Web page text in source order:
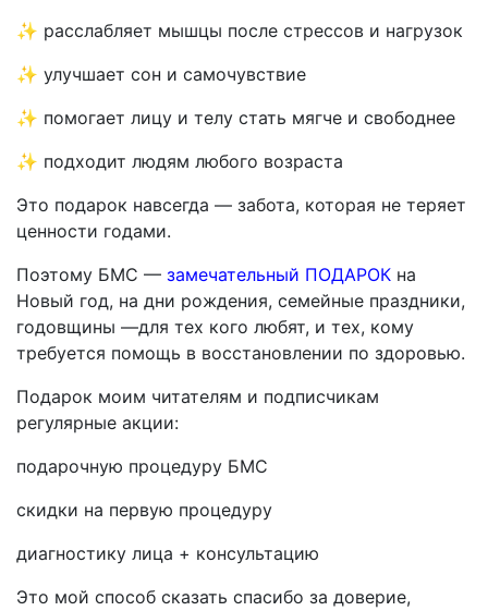
✨ расслабляет мышцы после стрессов и нагрузок
✨ улучшает сон и самочувствие
✨ помогает лицу и телу стать мягче и свободнее
✨ подходит людям любого возраста
Это подарок навсегда — забота, которая не теряет
ценности годами.
Поэтому БМС — замечательный ПОДАРОК на
Новый год, на дни рождения, семейные праздники,
годовщины —для тех кого любят, и тех, кому
требуется помощь в восстановлении по здоровью.
Подарок моим читателям и подписчикам
регулярные акции:
подарочную процедуру БМС
скидки на первую процедуру
диагностику лица + консультацию
Это мой способ сказать спасибо за доверие,